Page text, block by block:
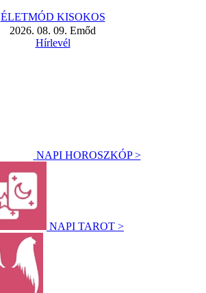
ÉLETMÓD KISOKOS
2026. 08. 09. Emőd
Hírlevél
NAPI HOROSZKÓP >
NAPI TAROT >